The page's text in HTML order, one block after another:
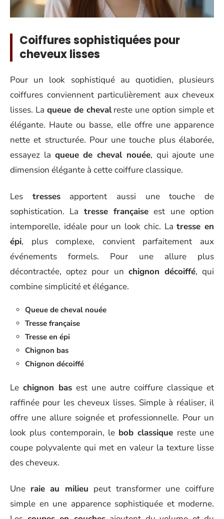
Coiffures sophistiquées pour
cheveux lisses
Pour un look sophistiqué au quotidien, plusieurs
coiffures conviennent particulièrement aux cheveux
lisses. La queue de chevalreste une option simple et
élégante. Haute ou basse, elle offre une apparence
nette et structurée. Pour une touche plus élaborée,
essayez la queue de cheval nouée, qui ajoute une
dimension élégante à cette coiffure classique.
Les tressesapportent aussi une touche de
sophistication. La tresse française est une option
intemporelle, idéale pour un look chic. Latresse en
épi, plus complexe, convient parfaitement aux
événements formels. Pour une allure plus
décontractée, optez pour un chignon décoiffé, qui
combine simplicité et élégance.
Queue de cheval nouée
Tresse française
Tresse en épi
Chignon bas
Chignon décoiffé
Le chignon bas est une autre coiffure classique et
raffinée pour les cheveux lisses. Simple à réaliser, il
offre une allure soignée et professionnelle. Pour un
look plus contemporain, le bob classique reste une
coupe polyvalente qui met en valeur la texture lisse
des cheveux.
Une raie au milieu peut transformer une coiffure
simple en une apparence sophistiquée et moderne.